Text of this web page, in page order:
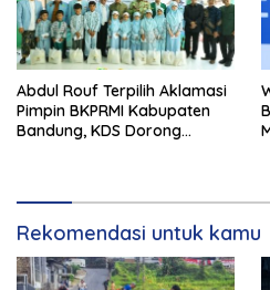
Abdul Rouf Terpilih Aklamasi
Pimpin BKPRMI Kabupaten
Bandung, KDS Dorong
Rekomendasi untuk kamu